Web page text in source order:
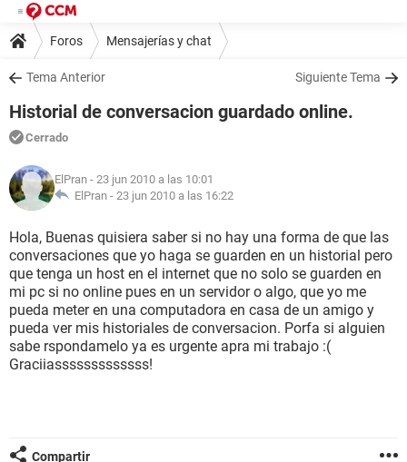
Foros Mensajerías y chat
Tema Anterior Siguiente Tema
Historial de conversacion guardado online.
Cerrado
ElPran - 23 jun 2010 a las 10:01
ElPran - 23 jun 2010 a las 16:22
Hola, Buenas quisiera saber si no hay una forma de que las
conversaciones que yo haga se guarden en un historial pero
que tenga un host en el internet que no solo se guarden en
mi pc si no online pues en un servidor o algo, que yo me
pueda meter en una computadora en casa de un amigo y
pueda ver mis historiales de conversacion. Porfa si alguien
sabe rspondamelo ya es urgente apra mi trabajo :(
Graciiasssssssssssss!
Compartir